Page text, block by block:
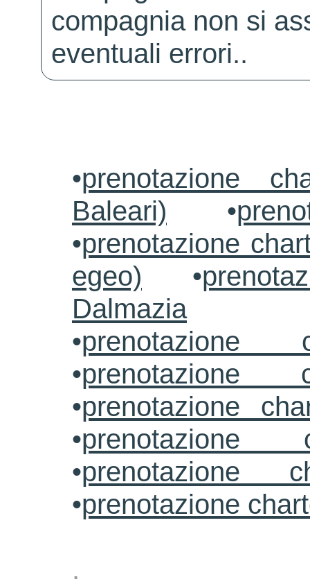
compagnia non si
eventuali errori..
•prenotazione
Baleari) •
•prenotazione
egeo) •
Dalmazia
•prenotazione
•prenotazione
•prenotazione
•prenotazione
•prenotazione
•prenotazione
.